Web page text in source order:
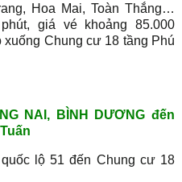
Hoa Mai, Toàn Thắng…
giá vé khoảng 85.000
Chung cư 18 tầng Phú
NAI, BÌNH DƯƠNG đến
lộ 51 đến Chung cư 18